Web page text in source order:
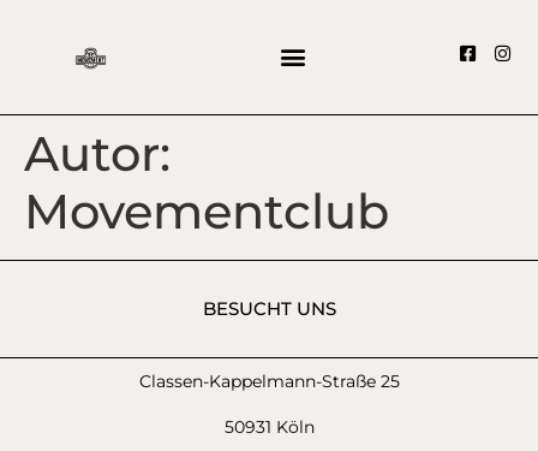
Autor:
Movementclub
BESUCHT UNS
Classen-Kappelmann-Straße 25
50931 Köln